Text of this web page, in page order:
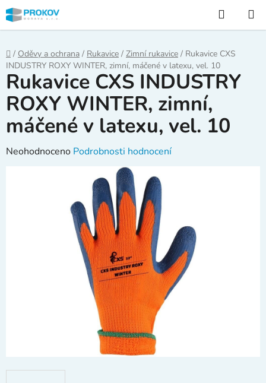
Přejít
na
obsah
Hledat
Domů
/ Oděvy a ochrana / Rukavice / Zimní rukavice / Rukavice CXS
INDUSTRY ROXY WINTER, zimní, máčené v latexu, vel. 10
Rukavice CXS INDUSTRY
ROXY WINTER, zimní,
máčené v latexu, vel. 10
Průměrné
Neohodnoceno Podrobnosti hodnocení